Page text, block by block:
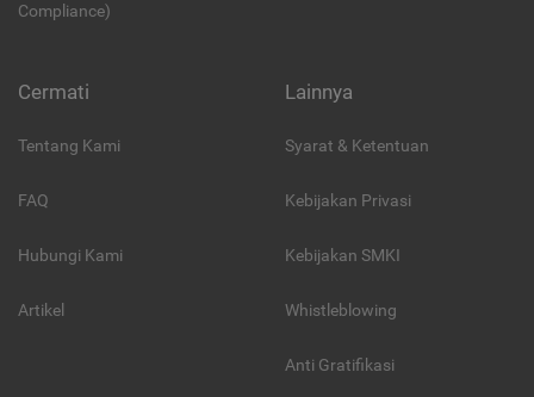
Compliance)
Cermati
Tentang Kami
FAQ
Hubungi Kami
Artikel
Lainnya
Syarat & Ketentuan
Kebijakan Privasi
Kebijakan SMKI
Whistleblowing
Anti Gratifikasi